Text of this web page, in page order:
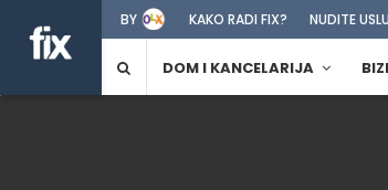
BY KAKO RADI FIX? NUDITE
DOM I KANCELARIJA